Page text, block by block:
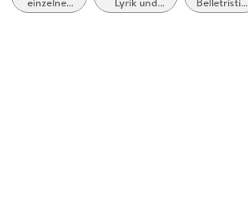
LederDichter
Dichtung
allgemein